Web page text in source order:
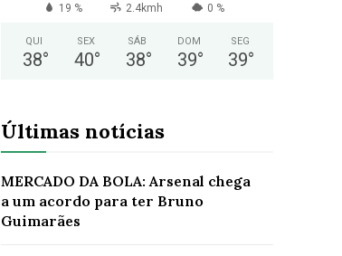
19 % 2.4kmh 0 %
QUI
38°
SEX
40°
SÁB
38°
DOM
39°
SEG
39°
Últimas notícias
MERCADO DA BOLA: Arsenal chega
a um acordo para ter Bruno
Guimarães